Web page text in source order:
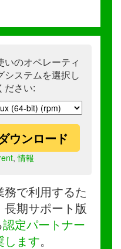
いのオペレーティ
システムを選択し
ださい:
ウンロード
,情報
務で利用するた
長期サポート版
認定パートナー
します。